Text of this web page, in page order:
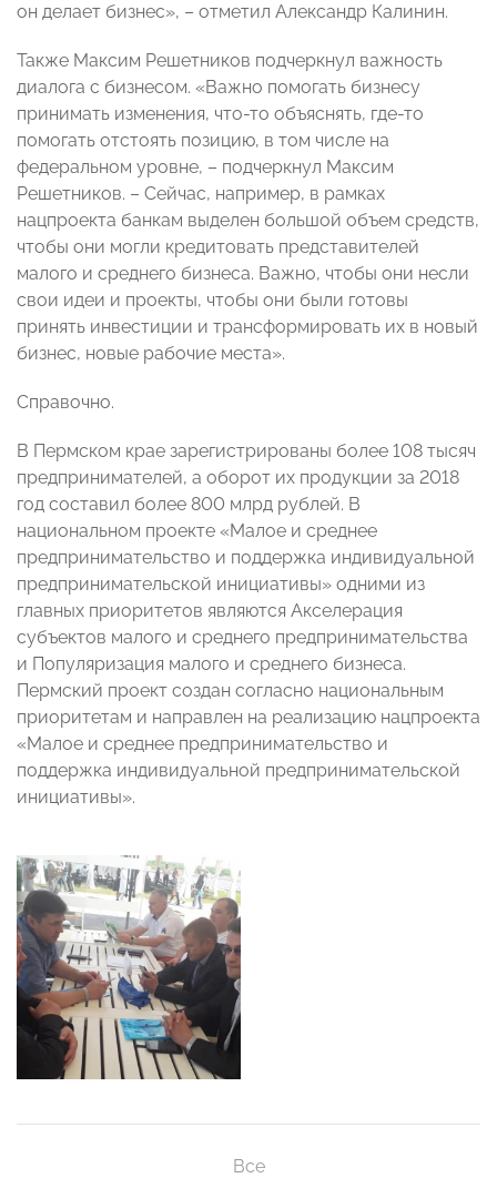
он делает бизнес», – отметил Александр Калинин.
Также Максим Решетников подчеркнул важность
диалога с бизнесом. «Важно помогать бизнесу
принимать изменения, что-то объяснять, где-то
помогать отстоять позицию, в том числе на
федеральном уровне, – подчеркнул Максим
Решетников. – Сейчас, например, в рамках
нацпроекта банкам выделен большой объем средств,
чтобы они могли кредитовать представителей
малого и среднего бизнеса. Важно, чтобы они несли
свои идеи и проекты, чтобы они были готовы
принять инвестиции и трансформировать их в новый
бизнес, новые рабочие места».
Справочно.
В Пермском крае зарегистрированы более 108 тысяч
предпринимателей, а оборот их продукции за 2018
год составил более 800 млрд рублей. В
национальном проекте «Малое и среднее
предпринимательство и поддержка индивидуальной
предпринимательской инициативы» одними из
главных приоритетов являются Акселерация
субъектов малого и среднего предпринимательства
и Популяризация малого и среднего бизнеса.
Пермский проект создан согласно национальным
приоритетам и направлен на реализацию нацпроекта
«Малое и среднее предпринимательство и
поддержка индивидуальной предпринимательской
инициативы».
Все